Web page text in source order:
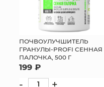
ПОЧВОУЛУЧШИТЕЛЬ
ГРАНУЛЫ-PROFI СЕННАЯ
ПАЛОЧКА, 500 Г
199 ₽
- +